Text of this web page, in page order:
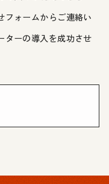
フォームからご連絡い
ターの導入を成功させ